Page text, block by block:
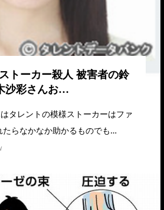
トーカー殺人 被害者の鈴
沙彩さんお…
タレントの模様ストーカーはファ
たらなかなか助かるものでも…